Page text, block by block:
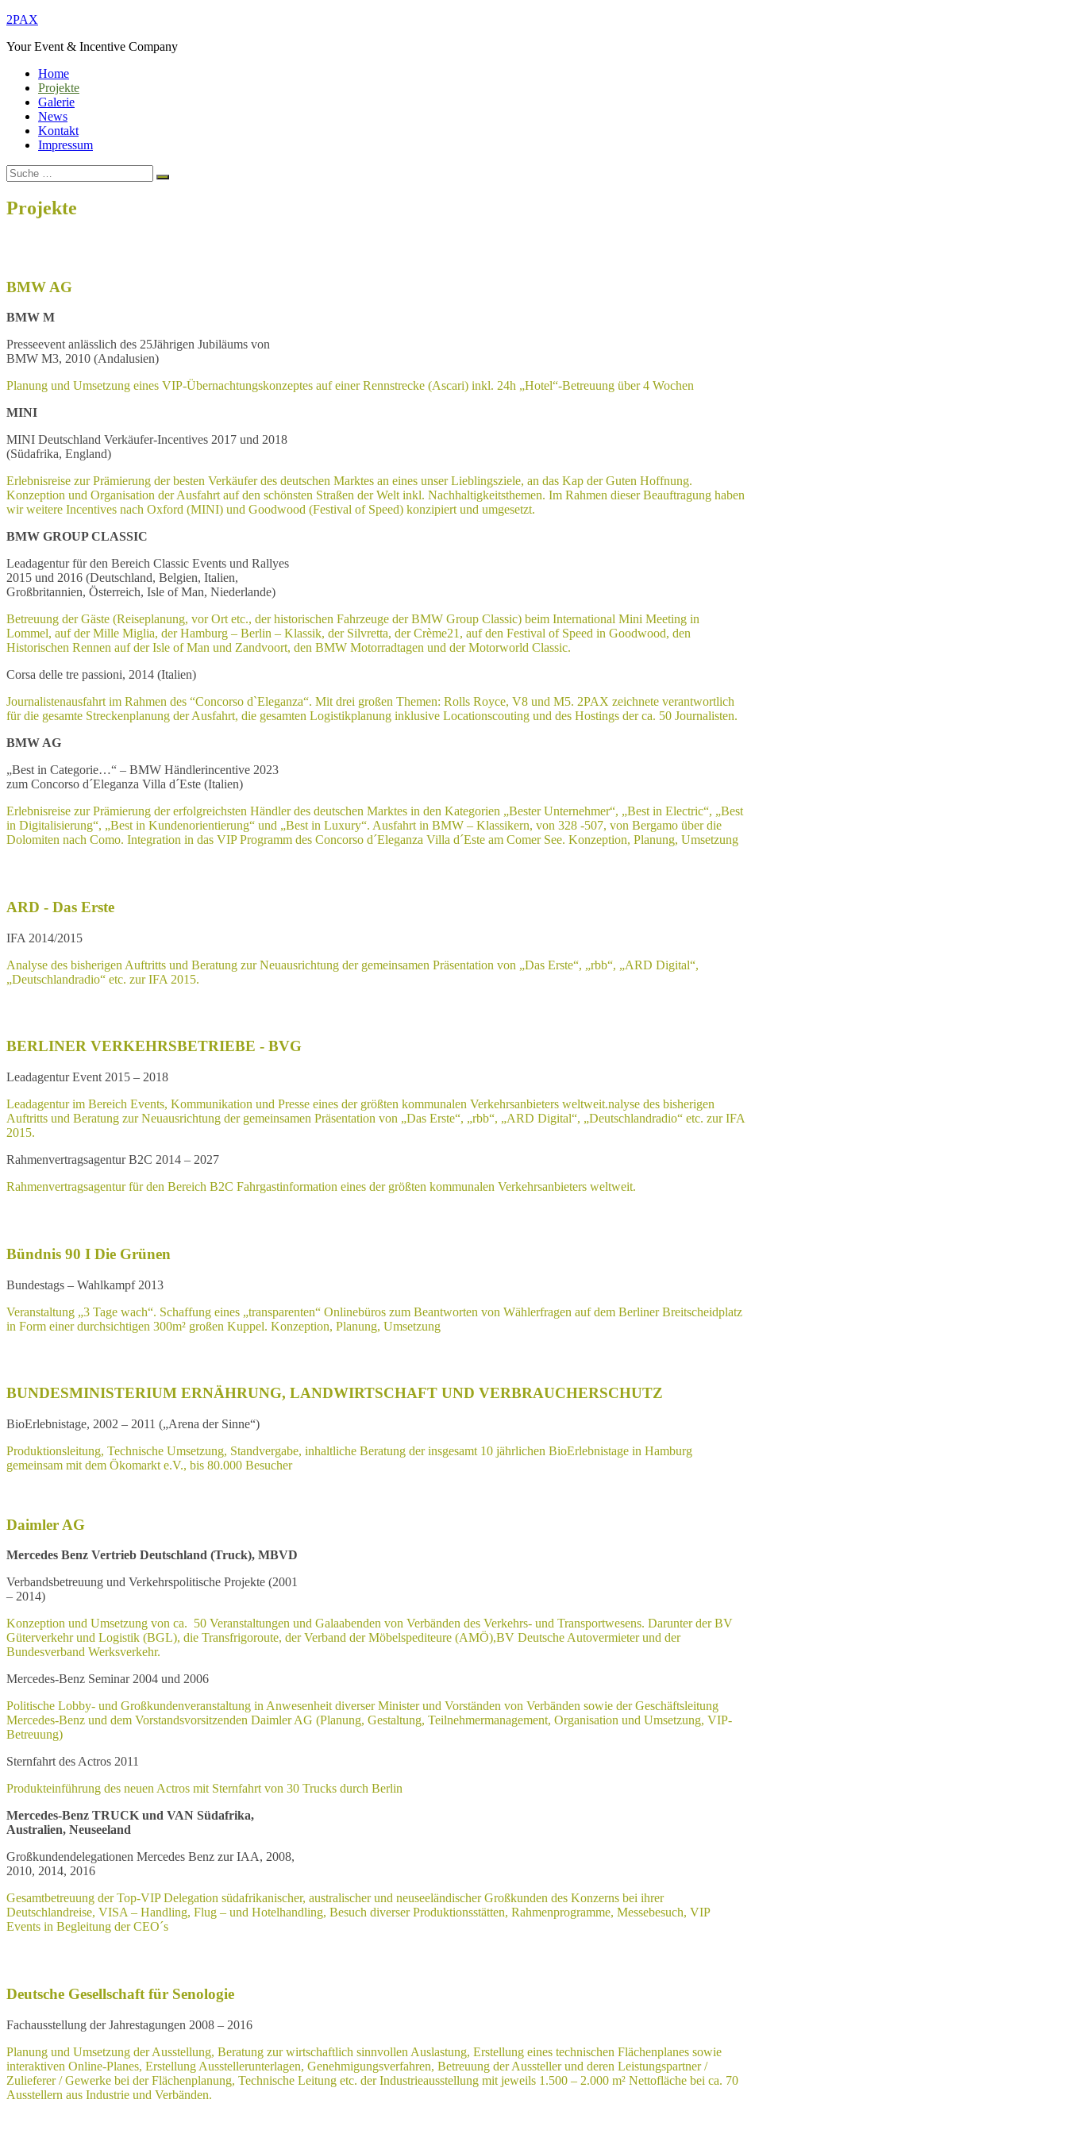
Zum
springen
2PAX
Your Event & Incentive Company
Home
Projekte
Galerie
News
Kontakt
Impressum
Suche
nach:
Suchen
Projekte
BMW AG
BMW M
Presseevent anlässlich des 25Jährigen Jubiläums von
BMW M3, 2010 (Andalusien)
Planung und Umsetzung eines VIP-Übernachtungskonzeptes auf einer Rennstrecke (Ascari) inkl. 24h „Hotel“-Betreuung über 4 Wochen
MINI
MINI Deutschland Verkäufer-Incentives 2017 und 2018
(Südafrika, England)
Erlebnisreise zur Prämierung der besten Verkäufer des deutschen Marktes an eines unser Lieblingsziele, an das Kap der Guten Hoffnung.
Konzeption und Organisation der Ausfahrt auf den schönsten Straßen der Welt inkl. Nachhaltigkeitsthemen. Im Rahmen dieser Beauftragung haben
wir weitere Incentives nach Oxford (MINI) und Goodwood (Festival of Speed) konzipiert und umgesetzt.
BMW GROUP CLASSIC
Leadagentur für den Bereich Classic Events und Rallyes
2015 und 2016 (Deutschland, Belgien, Italien,
Großbritannien, Österreich, Isle of Man, Niederlande)
Betreuung der Gäste (Reiseplanung, vor Ort etc., der historischen Fahrzeuge der BMW Group Classic) beim International Mini Meeting in
Lommel, auf der Mille Miglia, der Hamburg – Berlin – Klassik, der Silvretta, der Crème21, auf den Festival of Speed in Goodwood, den
Historischen Rennen auf der Isle of Man und Zandvoort, den BMW Motorradtagen und der Motorworld Classic.
Corsa delle tre passioni, 2014 (Italien)
Journalistenausfahrt im Rahmen des “Concorso d`Eleganza“. Mit drei großen Themen: Rolls Royce, V8 und M5. 2PAX zeichnete verantwortlich
für die gesamte Streckenplanung der Ausfahrt, die gesamten Logistikplanung inklusive Locationscouting und des Hostings der ca. 50 Journalisten.
BMW AG
„Best in Categorie…“ – BMW Händlerincentive 2023
zum Concorso d´Eleganza Villa d´Este (Italien)
Erlebnisreise zur Prämierung der erfolgreichsten Händler des deutschen Marktes in den Kategorien „Bester Unternehmer“, „Best in Electric“, „Best
in Digitalisierung“, „Best in Kundenorientierung“ und „Best in Luxury“. Ausfahrt in BMW – Klassikern, von 328 -507, von Bergamo über die
Dolomiten nach Como. Integration in das VIP Programm des Concorso d´Eleganza Villa d´Este am Comer See. Konzeption, Planung, Umsetzung
ARD - Das Erste
IFA 2014/2015
Analyse des bisherigen Auftritts und Beratung zur Neuausrichtung der gemeinsamen Präsentation von „Das Erste“, „rbb“, „ARD Digital“,
„Deutschlandradio“ etc. zur IFA 2015.
BERLINER VERKEHRSBETRIEBE - BVG
Leadagentur Event 2015 – 2018
Leadagentur im Bereich Events, Kommunikation und Presse eines der größten kommunalen Verkehrsanbieters weltweit.nalyse des bisherigen
Auftritts und Beratung zur Neuausrichtung der gemeinsamen Präsentation von „Das Erste“, „rbb“, „ARD Digital“, „Deutschlandradio“ etc. zur IFA
2015.
Rahmenvertragsagentur B2C 2014 – 2027
Rahmenvertragsagentur für den Bereich B2C Fahrgastinformation eines der größten kommunalen Verkehrsanbieters weltweit.
Bündnis 90 I Die Grünen
Bundestags – Wahlkampf 2013
Veranstaltung „3 Tage wach“. Schaffung eines „transparenten“ Onlinebüros zum Beantworten von Wählerfragen auf dem Berliner Breitscheidplatz
in Form einer durchsichtigen 300m² großen Kuppel. Konzeption, Planung, Umsetzung
BUNDESMINISTERIUM ERNÄHRUNG, LANDWIRTSCHAFT UND VERBRAUCHERSCHUTZ
BioErlebnistage, 2002 – 2011 („Arena der Sinne“)
Produktionsleitung, Technische Umsetzung, Standvergabe, inhaltliche Beratung der insgesamt 10 jährlichen BioErlebnistage in Hamburg
gemeinsam mit dem Ökomarkt e.V., bis 80.000 Besucher
Daimler AG
Mercedes Benz Vertrieb Deutschland (Truck), MBVD
Verbandsbetreuung und Verkehrspolitische Projekte (2001
– 2014)
Konzeption und Umsetzung von ca. 50 Veranstaltungen und Galaabenden von Verbänden des Verkehrs- und Transportwesens. Darunter der BV
Güterverkehr und Logistik (BGL), die Transfrigoroute, der Verband der Möbelspediteure (AMÖ),BV Deutsche Autovermieter und der
Bundesverband Werksverkehr.
Mercedes-Benz Seminar 2004 und 2006
Politische Lobby- und Großkundenveranstaltung in Anwesenheit diverser Minister und Vorständen von Verbänden sowie der Geschäftsleitung
Mercedes-Benz und dem Vorstandsvorsitzenden Daimler AG (Planung, Gestaltung, Teilnehmermanagement, Organisation und Umsetzung, VIP-
Betreuung)
Sternfahrt des Actros 2011
Produkteinführung des neuen Actros mit Sternfahrt von 30 Trucks durch Berlin
Mercedes-Benz TRUCK und VAN Südafrika,
Australien, Neuseeland
Großkundendelegationen Mercedes Benz zur IAA, 2008,
2010, 2014, 2016
Gesamtbetreuung der Top-VIP Delegation südafrikanischer, australischer und neuseeländischer Großkunden des Konzerns bei ihrer
Deutschlandreise, VISA – Handling, Flug – und Hotelhandling, Besuch diverser Produktionsstätten, Rahmenprogramme, Messebesuch, VIP
Events in Begleitung der CEO´s
Deutsche Gesellschaft für Senologie
Fachausstellung der Jahrestagungen 2008 – 2016
Planung und Umsetzung der Ausstellung, Beratung zur wirtschaftlich sinnvollen Auslastung, Erstellung eines technischen Flächenplanes sowie
interaktiven Online-Planes, Erstellung Ausstellerunterlagen, Genehmigungsverfahren, Betreuung der Aussteller und deren Leistungspartner /
Zulieferer / Gewerke bei der Flächenplanung, Technische Leitung etc. der Industrieausstellung mit jeweils 1.500 – 2.000 m² Nettofläche bei ca. 70
Ausstellern aus Industrie und Verbänden.